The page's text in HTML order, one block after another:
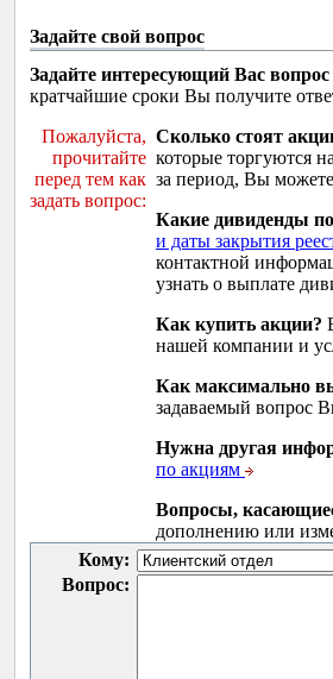
Задайте свой вопрос
Задайте интересующий Вас вопрос
кратчайшие сроки Вы получите
Пожалуйста,
прочитайте
перед тем как
задать вопрос:
Сколько стоят
которые торгуются
за период, Вы
Какие дивиденды
и даты закрытия
контактной
узнать о выплате
Как купить акции?
нашей компании и
Как максимально
задаваемый вопрос
Нужна другая
по акциям
Вопросы,
дополнению или
Кому:
Вопрос: